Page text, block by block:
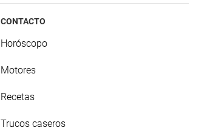
CONTACTO
Horóscopo
Motores
Recetas
Trucos caseros